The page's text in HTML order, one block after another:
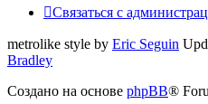
Связаться с
metrolike style by Eric Seguin
Bradley
Создано на основе phpBB®